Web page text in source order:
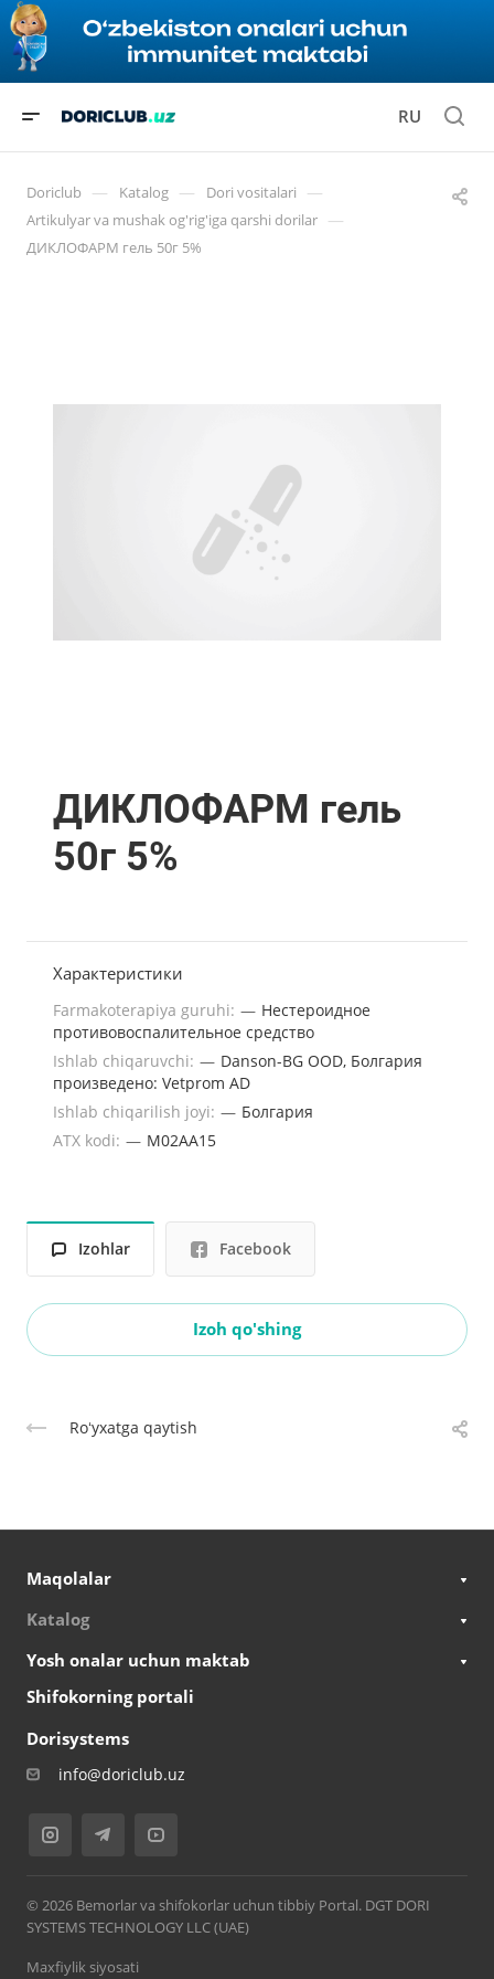
RU
Doriclub — Katalog — Dori vositalari —
Artikulyar va mushak og'rig'iga qarshi dorilar —
ДИКЛОФАРМ гель 50г 5%
ДИКЛОФАРМ гель
50г 5%
Характеристики
Farmakoterapiya guruhi: — Нестероидное
противовоспалительное средство
Ishlab chiqaruvchi: — Danson-BG OOD, Болгария
произведено: Vetprom AD
Ishlab chiqarilish joyi: — Болгария
ATX kodi: — M02AA15
Izohlar Facebook
Izoh qo'shing
Roʻyxatga qaytish
Maqolalar
Katalog
Yosh onalar uchun maktab
Shifokorning portali
Dorisystems
info@doriclub.uz
© 2026 Bemorlar va shifokorlar uchun tibbiy Portal. DGT DORI
SYSTEMS TECHNOLOGY LLC (UAE)
Maxfiylik siyosati